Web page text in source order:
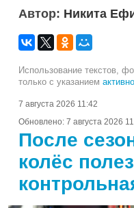
Автор: Никита
Использование текстов,
только с указанием
7 августа 2026 11:42
Обновлено: 7 августа 2026
После
колёс